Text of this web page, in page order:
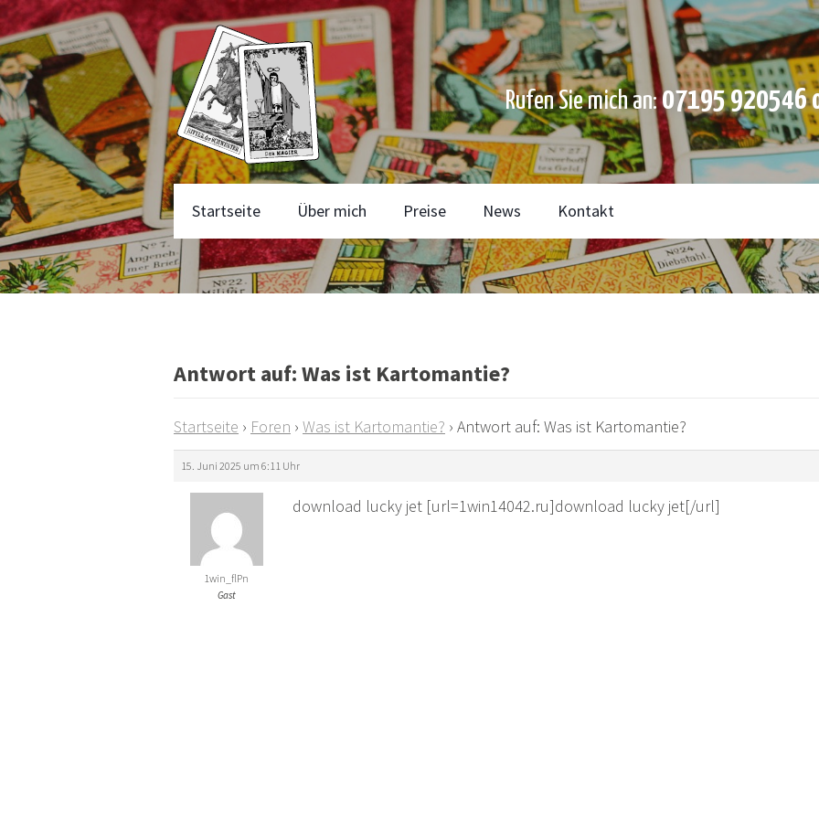
Rufen Sie mich an:07195 920546
Startseite Über mich Preise News Kontakt
Antwort auf: Was ist Kartomantie?
Startseite › Foren › Was ist Kartomantie? › Antwort auf: Was ist Kartomantie?
15. Juni 2025 um 6:11 Uhr
1win_flPn
Gast
download lucky jet [url=1win14042.ru]download lucky jet[/url]